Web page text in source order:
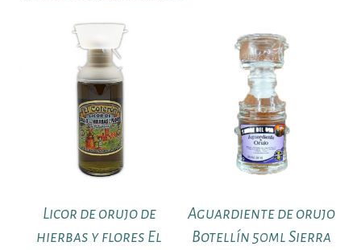
Licor de orujo de
hierbas y flores El
Aguardiente de orujo
Botellín 50ml Sierra